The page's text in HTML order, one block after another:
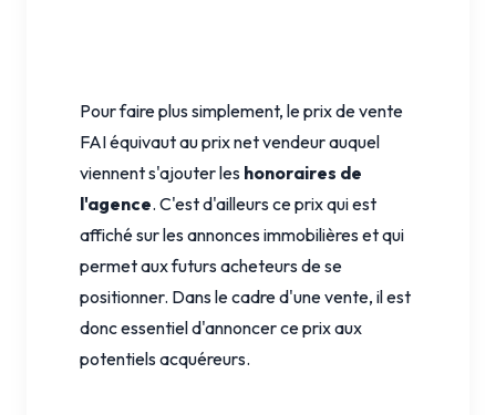
Pour faire plus simplement, le prix de vente
FAI équivaut au prix net vendeur auquel
viennent s'ajouter les honoraires de
l'agence. C'est d'ailleurs ce prix qui est
affiché sur les annonces immobilières et qui
permet aux futurs acheteurs de se
positionner. Dans le cadre d'une vente, il est
donc essentiel d'annoncer ce prix aux
potentiels acquéreurs.